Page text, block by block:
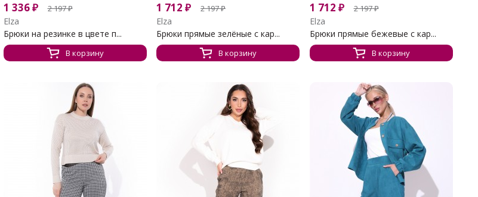
1 336₽ 2 197₽
Elza
Брюки на резинке в цвете п...
В корзину
1 712 ₽ 2 197₽
Elza
Брюки прямые зелёные с кар...
В корзину
1 712 ₽ 2 197₽
Elza
Брюки прямые бежевые с кар...
В корзину